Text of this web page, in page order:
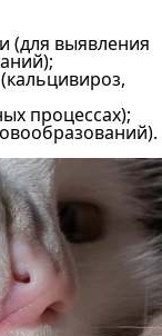
(для выявления
процессах);